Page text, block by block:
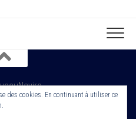
Tout droit Réservé. Edité par
des cookies. En continuant à utiliser ce